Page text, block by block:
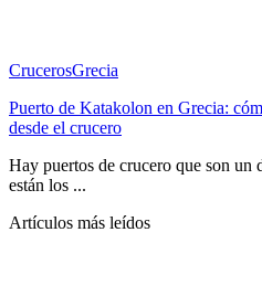
CrucerosGrecia
Puerto de Katakolon en Grecia:
desde el crucero
Hay puertos de crucero que son un
están los ...
Artículos más leídos